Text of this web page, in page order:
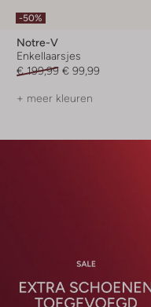
-50%
Notre-V
Enkellaarsjes
€ 199,99 € 99,99
+ meer kleuren